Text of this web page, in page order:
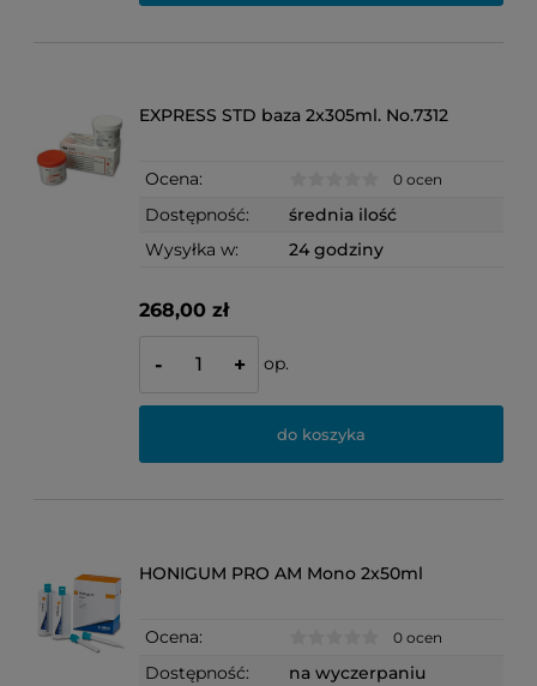
EXPRESS STD baza 2x305ml. No.7312
Ocena: 0 ocen
Dostępność:
średnia ilość
Wysyłka w:
24 godziny
268,00 zł
- + op.
do koszyka
HONIGUM PRO AM Mono 2x50ml
Ocena: 0 ocen
Dostępność:
na wyczerpaniu